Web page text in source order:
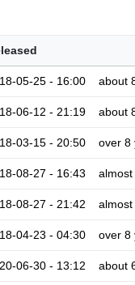
05-25 - 16:00 about
06-12 - 21:19 about
03-15 - 20:50 over 8
08-27 - 16:43
08-27 - 21:42
04-23 - 04:30 over 8
06-30 - 13:12 about